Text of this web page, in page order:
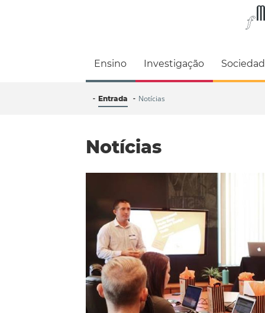
Faculdade de
Ensino Investigação
Entrada Notícias
Notícias